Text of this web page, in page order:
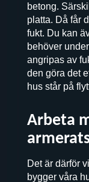
betong.
platta. Då får
fukt. Du kan
behöver
angripas av
den göra det
hus står på
Arbeta
Det är därför
bygger våra